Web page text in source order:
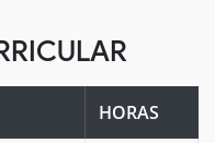
HORAS